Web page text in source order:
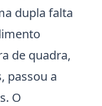
dupla falta
de quadra,
passou a
O